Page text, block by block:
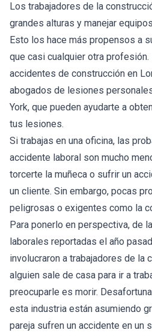
Los trabajadores de la
grandes alturas y manejar
Esto los hace más propensos a
que casi cualquier otra
accidentes de construcción en
abogados de lesiones
York, que pueden ayudarte a
tus lesiones.
Si trabajas en una oficina, las
accidente laboral son mucho
torcerte la muñeca o sufrir un
un cliente. Sin embargo, pocas
peligrosas o exigentes como la
Para ponerlo en perspectiva, de
laborales reportadas el año
involucraron a trabajadores de la
alguien sale de casa para ir a
preocuparle es morir.
esta industria están asumiendo
pareja sufren un accidente en un